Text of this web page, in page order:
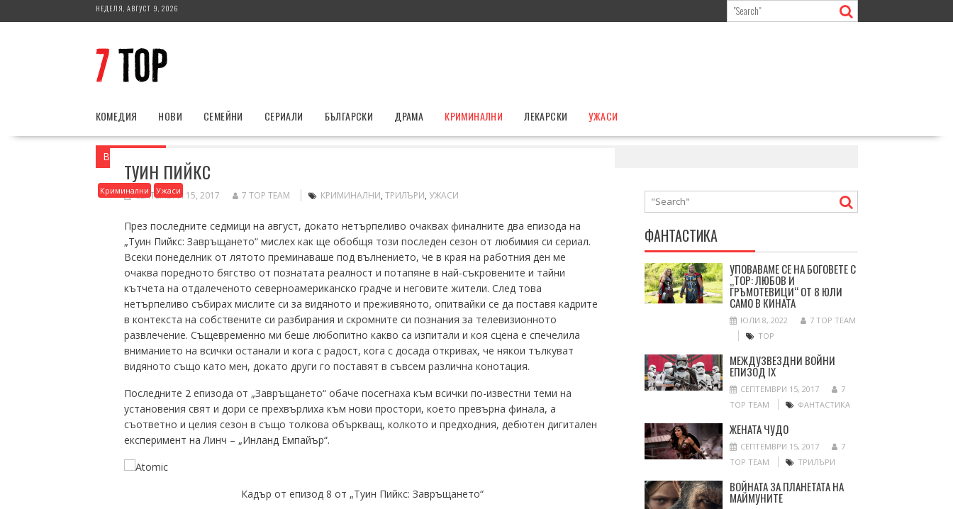
to
НЕДЕЛЯ, АВГУСТ 9, 2026
КОМЕДИЯ НОВИ СЕМЕЙНИ СЕРИАЛИ БЪЛГАРСКИ ДРАМА КРИМИНАЛНИ ЛЕКАРСКИ УЖАСИ
Вие сте тук
Криминални Ужаси
ТУИН ПИЙКС
СЕПТЕМВРИ 15, 2017 7 TOP TEAM КРИМИНАЛНИ, ТРИЛЪРИ, УЖАСИ
През последните седмици на август, докато нетърпеливо очаквах финалните два епизода на
„Туин Пийкс: Завръщането“ мислех как ще обобщя този последен сезон от любимия си сериал.
Всеки понеделник от лятото преминаваше под вълнението, че в края на работния ден ме
очаква поредното бягство от познатата реалност и потапяне в най-съкровените и тайни
кътчета на отдалеченото северноамериканско градче и неговите жители. След това
нетърпеливо събирах мислите си за видяното и преживяното, опитвайки се да поставя кадрите
в контекста на собствените си разбирания и скромните си познания за телевизионното
развлечение. Същевременно ми беше любопитно какво са изпитали и коя сцена е спечелила
вниманието на всички останали и кога с радост, кога с досада откривах, че някои тълкуват
видяното също като мен, докато други го поставят в съвсем различна конотация.
Последните 2 епизода от „Завръщането“ обаче посегнаха към всички по-известни теми на
установения свят и дори се прехвърлиха към нови простори, което превърна финала, а
съответно и целия сезон в също толкова объркващ, колкото и предходния, дебютен дигитален
експеримент на Линч – „Инланд Емпайър“.
Кадър от епизод 8 от „Туин Пийкс: Завръщането“
ФАНТАСТИКА
УПОВАВАМЕ СЕ НА БОГОВЕТЕ С
„ТОР: ЛЮБОВ И
ГРЪМОТЕВИЦИ“ ОТ 8 ЮЛИ
САМО В КИНАТА
ЮЛИ 8, 2022
7 TOP TEAM
ТОР
МЕЖДУЗВЕЗДНИ ВОЙНИ
ЕПИЗОД IX
СЕПТЕМВРИ 15, 2017
7
TOP TEAM
ФАНТАСТИКА
ЖЕНАТА ЧУДО
СЕПТЕМВРИ 15, 2017
7
TOP TEAM
ТРИЛЪРИ
ВОЙНАТА ЗА ПЛАНЕТАТА НА
МАЙМУНИТЕ